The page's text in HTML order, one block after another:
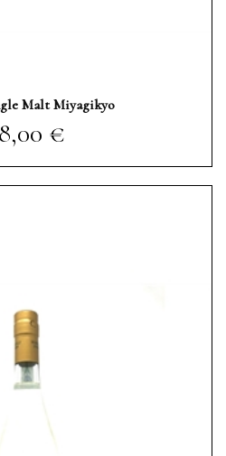
Malt Miyagikyo
€